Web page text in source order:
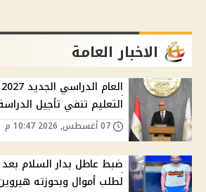
الاخبار العامة
التعليم تنفي تأجيل
ضبط عاطل بدار السلام
لطلب أموال وبحوزته